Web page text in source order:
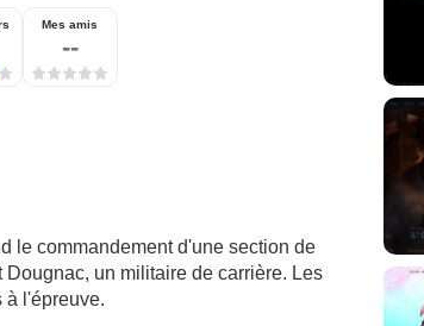
Mes amis
--
le commandement d'une section de
un militaire de carrière. Les
à l'épreuve.